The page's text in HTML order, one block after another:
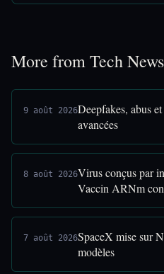
More from Tech News
9 août 2026Deepfakes, abus
avancées
8 août 2026Virus conçus par
Vaccin ARNm
7 août 2026SpaceX mise sur
modèles